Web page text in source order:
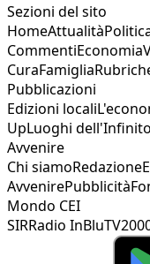
Sezioni del sito
HomeAttualità
CommentiEconomia
CuraFamiglia
Pubblicazioni
Edizioni locali
UpLuoghi dell'Infinito
Avvenire
Chi siamoRedazione
AvvenirePubblicità
Mondo CEI
SIRRadio InBlu